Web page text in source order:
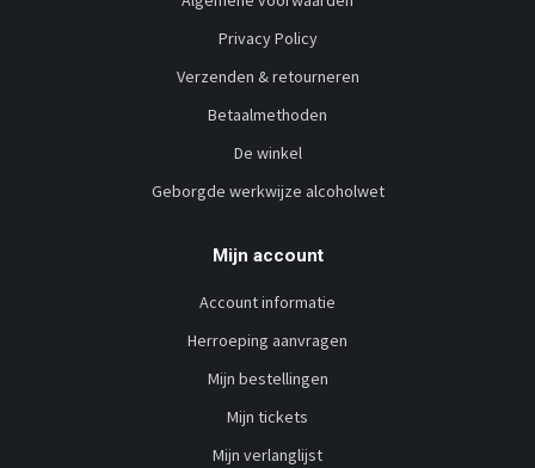
Privacy Policy
Verzenden & retourneren
Betaalmethoden
De winkel
Geborgde werkwijze alcoholwet
Mijn account
Account informatie
Herroeping aanvragen
Mijn bestellingen
Mijn tickets
Mijn verlanglijst